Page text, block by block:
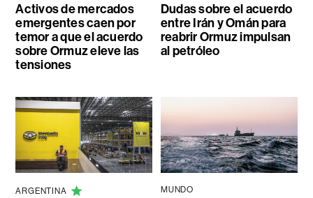
Activos de mercados
emergentes caen por
temor a que el acuerdo
sobre Ormuz eleve las
tensiones
Dudas sobre el acuerdo
entre Irán y Omán para
reabrir Ormuz impulsan
al petróleo
ARGENTINA MUNDO